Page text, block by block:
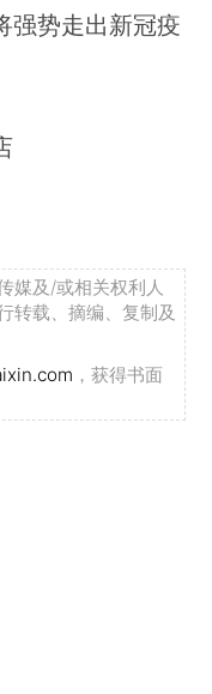
强势走出新冠疫
媒及/或相关权利人
转载、摘编、复制及
，获得书面